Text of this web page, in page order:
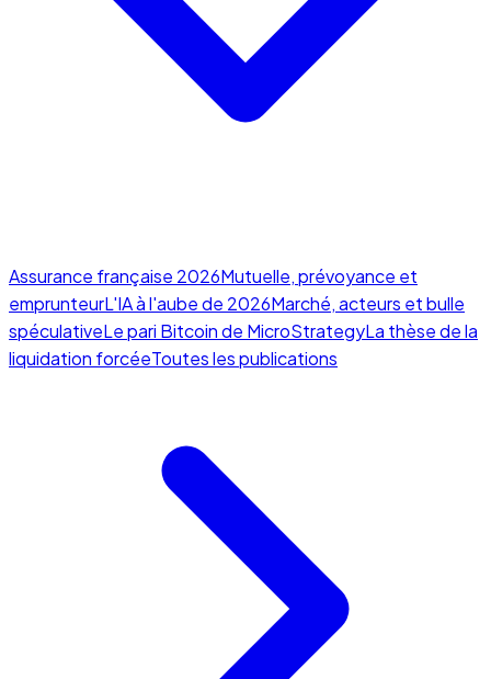
Assurance française 2026Mutuelle, prévoyance et
emprunteurL'IA à l'aube de 2026Marché, acteurs et bulle
spéculativeLe pari Bitcoin de MicroStrategyLa thèse de la
liquidation forcéeToutes les publications